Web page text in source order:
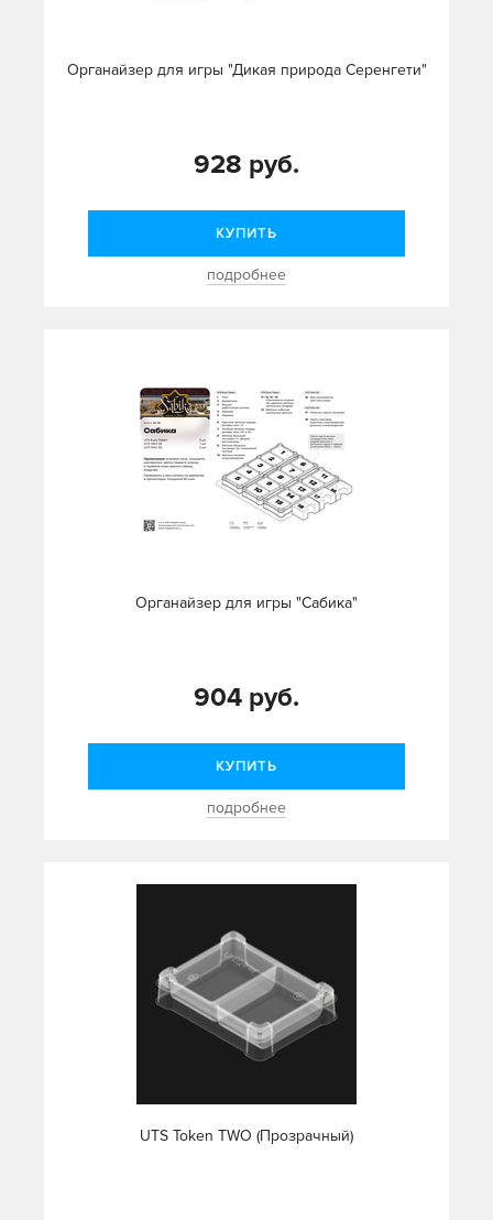
Органайзер для игры "Дикая природа Серенгети"
928 руб.
КУПИТЬ
подробнее
Органайзер для игры "Сабика"
904 руб.
КУПИТЬ
подробнее
UTS Token TWO (Прозрачный)